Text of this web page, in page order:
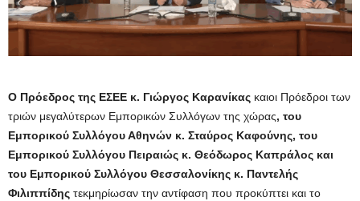
Ο Πρόεδρος της ΕΣΕΕ κ. Γιώργος Καρανίκας καιοι Πρόεδροι των
τριών μεγαλύτερων Εμπορικών Συλλόγων της χώρας, του
Εμπορικού Συλλόγου Αθηνών κ. Σταύρος Καφούνης, του
Εμπορικού Συλλόγου Πειραιώς κ. Θεόδωρος Καπράλος και
του Εμπορικού Συλλόγου Θεσσαλονίκης κ. Παντελής
Φιλιππίδης τεκμηρίωσαν την αντίφαση που προκύπτει και το